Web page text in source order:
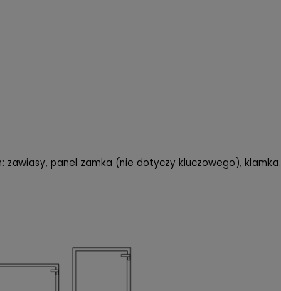
panel zamka (nie dotyczy kluczowego), klamka.